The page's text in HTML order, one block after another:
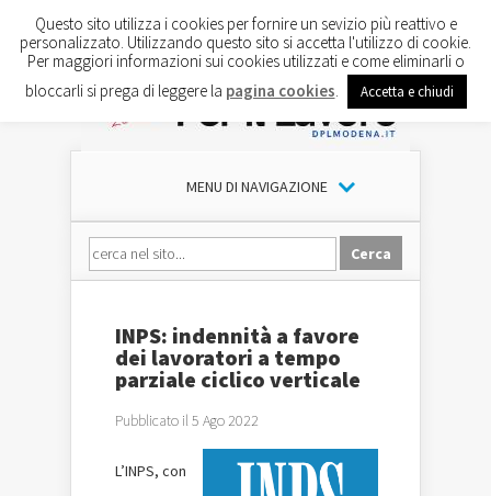
MENU DI NAVIGAZIONE
INPS: indennità a favore
dei lavoratori a tempo
parziale ciclico verticale
Pubblicato il 5 Ago 2022
L’INPS, con
Questo sito utilizza i cookies per fornire un sevizio più reattivo e
personalizzato. Utilizzando questo sito si accetta l'utilizzo di cookie.
Per maggiori informazioni sui cookies utilizzati e come eliminarli o
bloccarli si prega di leggere la pagina cookies Accetta e chiudi